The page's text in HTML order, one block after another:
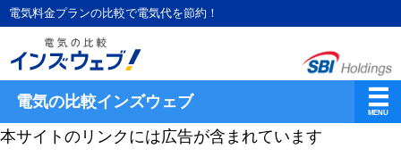
電気料金プランの比較で電気代を節約！
電気の比較インズウェブ
本サイトのリンクには広告が含まれています